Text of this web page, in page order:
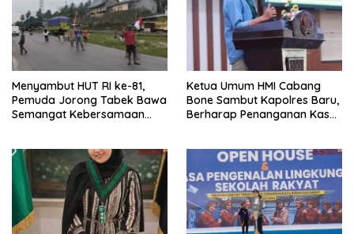
Menyambut HUT RI ke-81,
Pemuda Jorong Tabek Bawa
Semangat Kebersamaan
Ketua Umum HMI Cabang
Bone Sambut Kapolres Baru,
Berharap Penanganan Kasus